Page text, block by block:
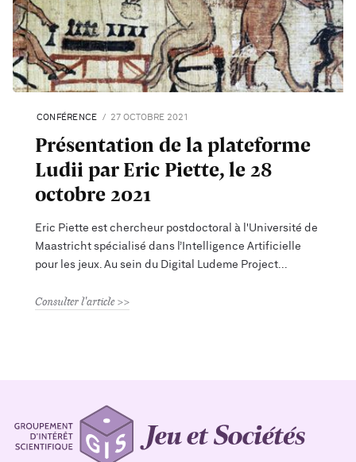
CONFÉRENCE 27 OCTOBRE 2021
Présentation de la plateforme
Ludii par Eric Piette, le 28
octobre 2021
Eric Piette est chercheur postdoctoral à l'Université de
Maastricht spécialisé dans l’Intelligence Artificielle
pour les jeux. Au sein du Digital Ludeme Project
Consulter l'article